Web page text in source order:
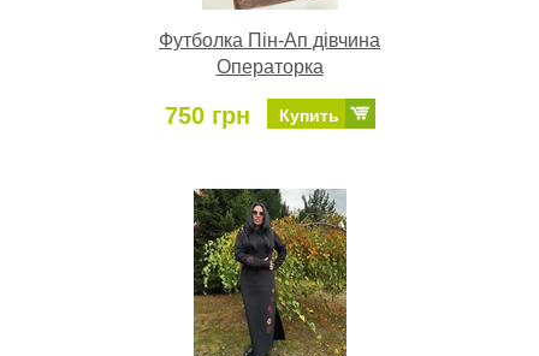
Футболка Пін-Ап дівчина
Операторка
750 грн Купить